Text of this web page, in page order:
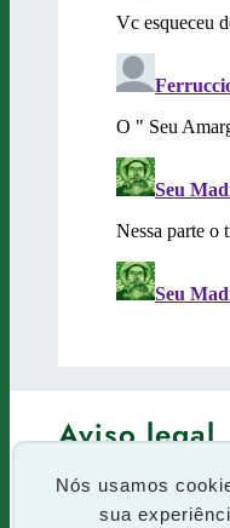
Nós usamos
sua
Aviso legal
Termos de uso